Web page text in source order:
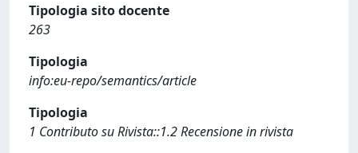
Tipologia sito docente
263
Tipologia
info:eu-repo/semantics/article
Tipologia
1 Contributo su Rivista::1.2 Recensione in rivista